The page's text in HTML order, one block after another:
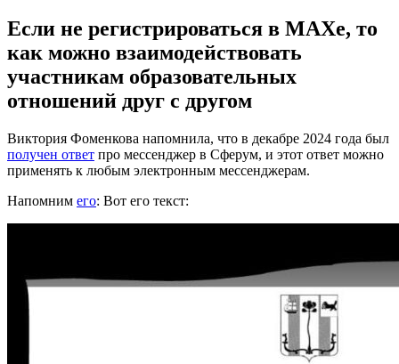
Если не регистрироваться в МАХе, то
как можно взаимодействовать
участникам образовательных
отношений друг с другом
Виктория Фоменкова напомнила, что в декабре 2024 года был
получен ответ про мессенджер в Сферум, и этот ответ можно
применять к любым электронным мессенджерам.
Напомним его: Вот его текст: